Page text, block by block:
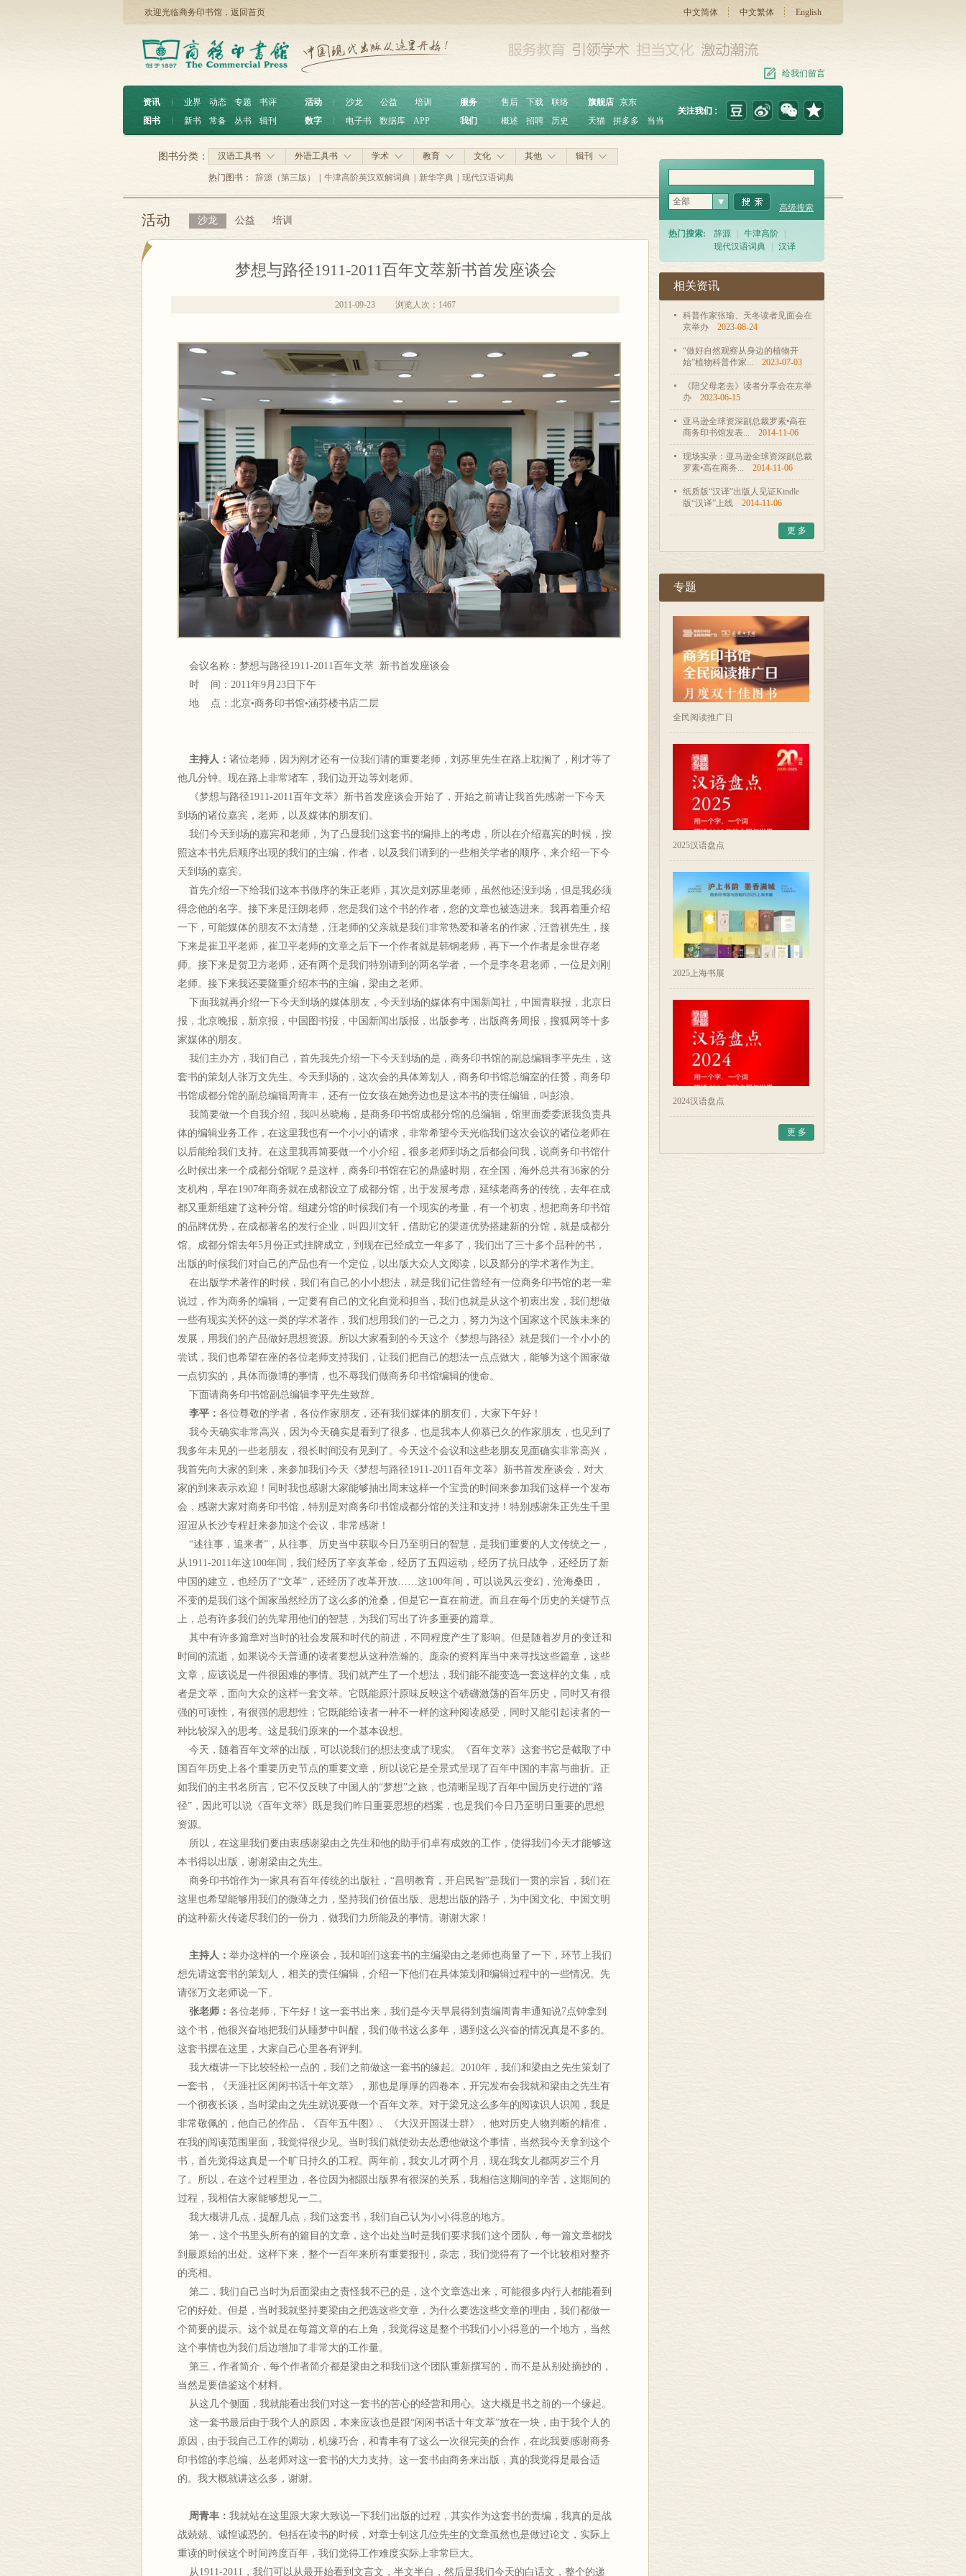
欢迎光临商务印书馆， 返回首页 中文简体 中文繁体 English
给我们留言
资讯 ︱ 业界 动态 专题
书评
图书
︱ 新书 常备 丛书 辑刊
活动 沙龙 公益
培训
数字
电子书 数据库 APP
服务 ︱ 售后 下载
联络
我们
概述 招聘 历史
旗舰店 京东
天猫
拼多多 当当
汉语工具书 外语工具书 学术 教育 文化 其他 辑刊
图书分类：
热门图书： 辞源（第三版） 牛津高阶英汉双解词典 新华字典 现代汉语词典
活动 沙龙 公益 培训
梦想与路径1911-2011百年文萃新书首发座谈会
2011-09-23 浏览人次： 1467
会议名称：梦想与路径1911-2011百年文萃 新书首发座谈会
时 间：2011年9月23日下午
地 点：北京•商务印书馆•涵芬楼书店二层
主持人： 诸位老师，因为刚才还有一位我们请的重要老师，刘苏里先生在路上耽搁了，刚才等了
他几分钟。现在路上非常堵车，我们边开边等刘老师。
《梦想与路径1911-2011百年文萃》新书首发座谈会开始了，开始之前请让我首先感谢一下今天
到场的诸位嘉宾，老师，以及媒体的朋友们。
我们今天到场的嘉宾和老师，为了凸显我们这套书的编排上的考虑，所以在介绍嘉宾的时候，按
照这本书先后顺序出现的我们的主编，作者，以及我们请到的一些相关学者的顺序，来介绍一下今
天到场的嘉宾。
首先介绍一下给我们这本书做序的朱正老师，其次是刘苏里老师，虽然他还没到场，但是我必须
得念他的名字。接下来是汪朗老师，您是我们这个书的作者，您的文章也被选进来。我再着重介绍
一下，可能媒体的朋友不太清楚，汪老师的父亲就是我们非常热爱和著名的作家，汪曾祺先生，接
下来是崔卫平老师，崔卫平老师的文章之后下一个作者就是韩钢老师，再下一个作者是余世存老
师。接下来是贺卫方老师，还有两个是我们特别请到的两名学者，一个是李冬君老师，一位是刘刚
老师。接下来我还要隆重介绍本书的主编，梁由之老师。
下面我就再介绍一下今天到场的媒体朋友，今天到场的媒体有中国新闻社，中国青联报，北京日
报，北京晚报，新京报，中国图书报，中国新闻出版报，出版参考，出版商务周报，搜狐网等十多
家媒体的朋友。
我们主办方，我们自己，首先我先介绍一下今天到场的是，商务印书馆的副总编辑李平先生，这
套书的策划人张万文先生。今天到场的，这次会的具体筹划人，商务印书馆总编室的任赟，商务印
书馆成都分馆的副总编辑周青丰，还有一位女孩在她旁边也是这本书的责任编辑，叫彭浪。
我简要做一个自我介绍，我叫丛晓梅，是商务印书馆成都分馆的总编辑，馆里面委委派我负责具
体的编辑业务工作，在这里我也有一个小小的请求，非常希望今天光临我们这次会议的诸位老师在
以后能给我们支持。在这里我再简要做一个小介绍，很多老师到场之后都会问我，说商务印书馆什
么时候出来一个成都分馆呢？是这样，商务印书馆在它的鼎盛时期，在全国，海外总共有36家的分
支机构，早在1907年商务就在成都设立了成都分馆，出于发展考虑，延续老商务的传统，去年在成
都又重新组建了这种分馆。组建分馆的时候我们有一个现实的考量，有一个初衷，想把商务印书馆
的品牌优势，在成都著名的发行企业，叫四川文轩，借助它的渠道优势搭建新的分馆，就是成都分
馆。成都分馆去年5月份正式挂牌成立，到现在已经成立一年多了，我们出了三十多个品种的书，
出版的时候我们对自己的产品也有一个定位，以出版大众人文阅读，以及部分的学术著作为主。
在出版学术著作的时候，我们有自己的小小想法，就是我们记住曾经有一位商务印书馆的老一辈
说过，作为商务的编辑，一定要有自己的文化自觉和担当，我们也就是从这个初衷出发，我们想做
一些有现实关怀的这一类的学术著作，我们想用我们的一己之力，努力为这个国家这个民族未来的
发展，用我们的产品做好思想资源。所以大家看到的今天这个《梦想与路径》就是我们一个小小的
尝试，我们也希望在座的各位老师支持我们，让我们把自己的想法一点点做大，能够为这个国家做
一点切实的，具体而微博的事情，也不辱我们做商务印书馆编辑的使命。
下面请商务印书馆副总编辑李平先生致辞。
李平： 各位尊敬的学者，各位作家朋友，还有我们媒体的朋友们，大家下午好！
我今天确实非常高兴，因为今天确实是看到了很多，也是我本人仰慕已久的作家朋友，也见到了
我多年未见的一些老朋友，很长时间没有见到了。今天这个会议和这些老朋友见面确实非常高兴，
我首先向大家的到来，来参加我们今天《梦想与路径1911-2011百年文萃》新书首发座谈会，对大
家的到来表示欢迎！同时我也感谢大家能够抽出周末这样一个宝贵的时间来参加我们这样一个发布
会，感谢大家对商务印书馆，特别是对商务印书馆成都分馆的关注和支持！特别感谢朱正先生千里
迢迢从长沙专程赶来参加这个会议，非常感谢！
“述往事，追来者”，从往事、历史当中获取今日乃至明日的智慧，是我们重要的人文传统之一，
从1911-2011年这100年间，我们经历了辛亥革命，经历了五四运动，经历了抗日战争，还经历了新
中国的建立，也经历了“文革”，还经历了改革开放……这100年间，可以说风云变幻，沧海桑田，
不变的是我们这个国家虽然经历了这么多的沧桑，但是它一直在前进。而且在每个历史的关键节点
上，总有许多我们的先辈用他们的智慧，为我们写出了许多重要的篇章。
其中有许多篇章对当时的社会发展和时代的前进，不同程度产生了影响。但是随着岁月的变迁和
时间的流逝，如果说今天普通的读者要想从这种浩瀚的、庞杂的资料库当中来寻找这些篇章，这些
文章，应该说是一件很困难的事情。我们就产生了一个想法，我们能不能变选一套这样的文集，或
者是文萃，面向大众的这样一套文萃。它既能原汁原味反映这个磅礴激荡的百年历史，同时又有很
强的可读性，有很强的思想性；它既能给读者一种不一样的这种阅读感受，同时又能引起读者的一
种比较深入的思考。这是我们原来的一个基本设想。
今天，随着百年文萃的出版，可以说我们的想法变成了现实。《百年文萃》这套书它是截取了中
国百年历史上各个重要历史节点的重要文章，所以说它是全景式呈现了百年中国的丰富与曲折。正
如我们的主书名所言，它不仅反映了中国人的“梦想”之旅，也清晰呈现了百年中国历史行进的“路
径”，因此可以说《百年文萃》既是我们昨日重要思想的档案，也是我们今日乃至明日重要的思想
资源。
所以，在这里我们要由衷感谢梁由之先生和他的助手们卓有成效的工作，使得我们今天才能够这
本书得以出版，谢谢梁由之先生。
商务印书馆作为一家具有百年传统的出版社，“昌明教育，开启民智”是我们一贯的宗旨，我们在
这里也希望能够用我们的微薄之力，坚持我们价值出版、思想出版的路子，为中国文化、中国文明
的这种薪火传递尽我们的一份力，做我们力所能及的事情。谢谢大家！
主持人： 举办这样的一个座谈会，我和咱们这套书的主编梁由之老师也商量了一下，环节上我们
想先请这套书的策划人，相关的责任编辑，介绍一下他们在具体策划和编辑过程中的一些情况。先
请张万文老师说一下。
张老师： 各位老师，下午好！这一套书出来，我们是今天早晨得到责编周青丰通知说7点钟拿到
这个书，他很兴奋地把我们从睡梦中叫醒，我们做书这么多年，遇到这么兴奋的情况真是不多的。
这套书摆在这里，大家自己心里各有评判。
我大概讲一下比较轻松一点的，我们之前做这一套书的缘起。2010年，我们和梁由之先生策划了
一套书，《天涯社区闲闲书话十年文萃》，那也是厚厚的四卷本，开完发布会我就和梁由之先生有
一个彻夜长谈，当时梁由之先生就说要做一个百年文萃。对于梁兄这么多年的阅读识人识闻，我是
非常敬佩的，他自己的作品，《百年五牛图》、《大汉开国谋士群》，他对历史人物判断的精准，
在我的阅读范围里面，我觉得很少见。当时我们就使劲去怂恿他做这个事情，当然我今天拿到这个
书，首先觉得这真是一个旷日持久的工程。两年前，我女儿才两个月，现在我女儿都两岁三个月
了。所以，在这个过程里边，各位因为都跟出版界有很深的关系，我相信这期间的辛苦，这期间的
过程，我相信大家能够想见一二。
我大概讲几点，提醒几点，我们这套书，我们自己认为小小得意的地方。
第一，这个书里头所有的篇目的文章，这个出处当时是我们要求我们这个团队，每一篇文章都找
到最原始的出处。这样下来，整个一百年来所有重要报刊，杂志，我们觉得有了一个比较相对整齐
的亮相。
第二，我们自己当时为后面梁由之责怪我不已的是，这个文章选出来，可能很多内行人都能看到
它的好处。但是，当时我就坚持要梁由之把选这些文章，为什么要选这些文章的理由，我们都做一
个简要的提示。这个就是在每篇文章的右上角，我觉得这是整个书我们小小得意的一个地方，当然
这个事情也为我们后边增加了非常大的工作量。
第三，作者简介，每个作者简介都是梁由之和我们这个团队重新撰写的，而不是从别处摘抄的，
当然是要借鉴这个材料。
从这几个侧面，我就能看出我们对这一套书的苦心的经营和用心。这大概是书之前的一个缘起。
这一套书最后由于我个人的原因，本来应该也是跟“闲闲书话十年文萃”放在一块，由于我个人的
原因，由于我自己工作的调动，机缘巧合，和青丰有了这么一次很完美的合作，在此我要感谢商务
印书馆的李总编、丛老师对这一套书的大力支持。这一套书由商务来出版，真的我觉得是最合适
的。我大概就讲这么多，谢谢。
周青丰： 我就站在这里跟大家大致说一下我们出版的过程，其实作为这套书的责编，我真的是战
战兢兢、诚惶诚恐的。包括在读书的时候，对章士钊这几位先生的文章虽然也是做过论文，实际上
重读的时候这个时间跨度百年，我们觉得工作难度实际上非常巨大。
从1911-2011，我们可以从最开始看到文言文，半文半白，然后是我们今天的白话文，整个的递
全部
高级搜索
热门搜索: 辞源 牛津高阶
现代汉语词典
汉译
相关资讯
科普作家张瑜、天冬读者见面会在
京举办
2023-08-24
“做好自然观察从身边的植物开
始”植物科普作家...
2023-07-03
《陪父母老去》读者分享会在京举
办
2023-06-15
亚马逊全球资深副总裁罗素•高在
商务印书馆发表...
2014-11-06
现场实录：亚马逊全球资深副总裁
罗素•高在商务...
2014-11-06
纸质版“汉译”出版人见证Kindle
版“汉译”上线
2014-11-06
更 多
专题
全民阅读推广日
2025汉语盘点
2025上海书展
2024汉语盘点
更 多